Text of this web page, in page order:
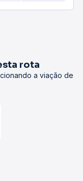
rota
a viação de